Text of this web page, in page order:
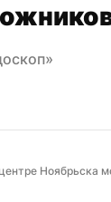
Ноябрьска